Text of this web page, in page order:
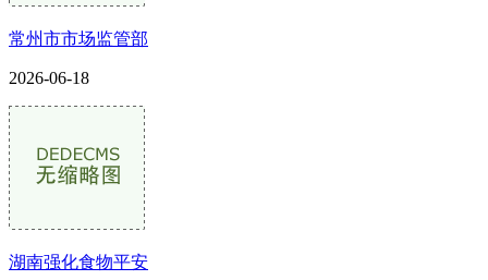
常州市市场监管部
2026-06-18
湖南强化食物平安